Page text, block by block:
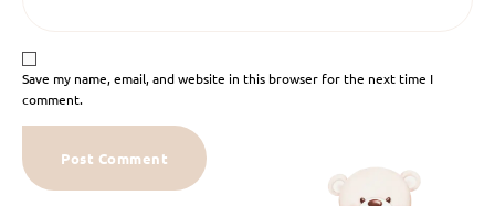
Save my name, email, and website in this browser for the next time I
comment.